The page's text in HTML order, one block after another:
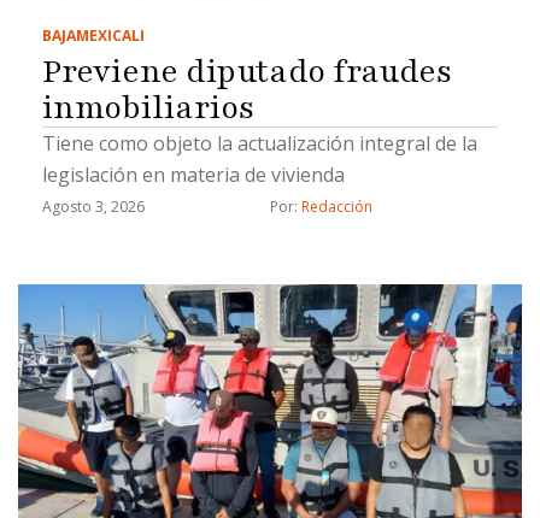
BAJAMEXICALI
Previene diputado fraudes
inmobiliarios
Tiene como objeto la actualización integral de la
legislación en materia de vivienda
Agosto 3, 2026 Por: Redacción